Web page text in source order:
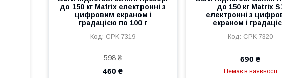
до 150 кг Matrix електронні з
цифровим екраном і
градацією по 100 г
CPK 7319
598 ₴
460 ₴
до 150 кг Matrix
електронні з
екраном і
CPK 7320
690 ₴
Немає в наявності